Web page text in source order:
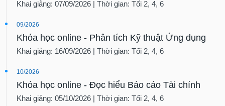
Khóa học online - Phân tích Kỹ thuật Ứng dụng
Khai giảng: 16/09/2026 | Thời gian: Tối 2, 4, 6
Khóa học online - Đọc hiểu Báo cáo Tài chính
Khai giảng: 05/10/2026 | Thời gian: Tối 2, 4, 6